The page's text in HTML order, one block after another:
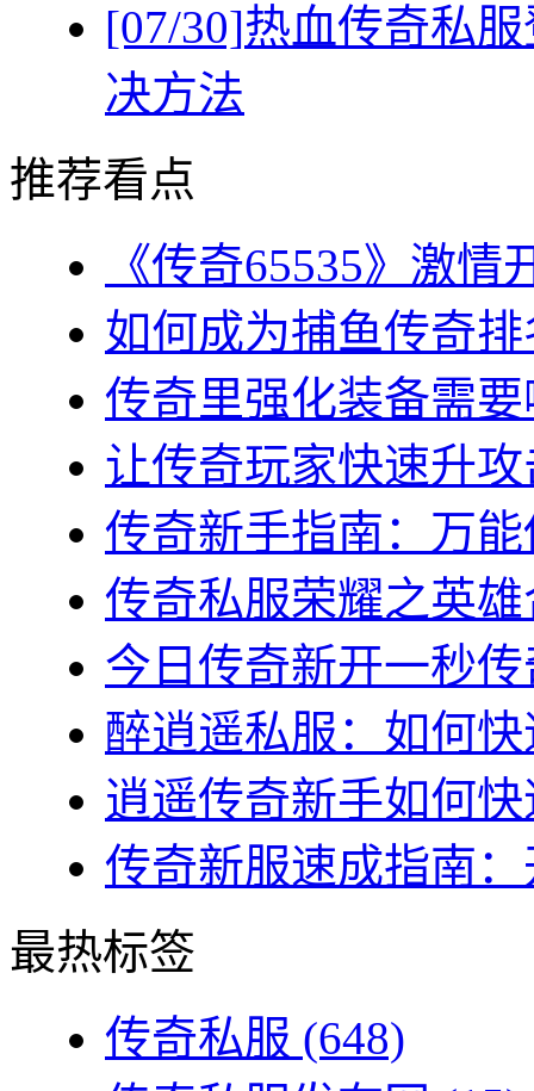
[07/30]热血传奇私
决方法
推荐看点
《传奇65535》激
如何成为捕鱼传奇
传奇里强化装备需
让传奇玩家快速升
传奇新手指南：万
传奇私服荣耀之英
今日传奇新开一秒
醉逍遥私服：如何
逍遥传奇新手如何
传奇新服速成指南
最热标签
传奇私服 (648)